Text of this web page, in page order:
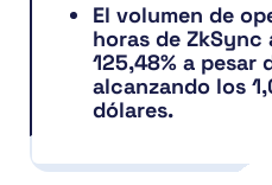
El volumen de
horas de ZkSync
125,48% a pesar
alcanzando los
dólares.